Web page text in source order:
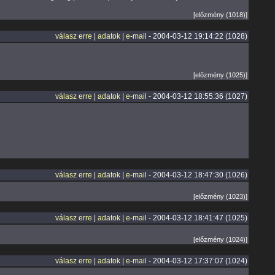
[előzmény (1018)]
válasz erre adatok| e-mail - 2004-03-12 19:14:22 (1028)
[előzmény (1025)]
válasz erre adatok| e-mail - 2004-03-12 18:55:36 (1027)
válasz erre adatok| e-mail - 2004-03-12 18:47:30 (1026)
[előzmény (1023)]
válasz erre adatok| e-mail - 2004-03-12 18:41:47 (1025)
[előzmény (1024)]
válasz erre adatok| e-mail - 2004-03-12 17:37:07 (1024)